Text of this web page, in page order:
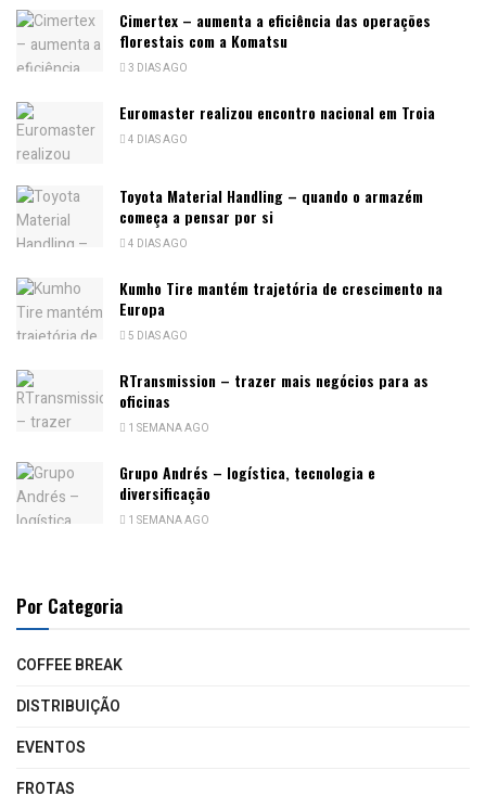
Cimertex – aumenta a eficiência das operações
florestais com a Komatsu
3 DIAS AGO
Euromaster realizou encontro nacional em Troia
4 DIAS AGO
Toyota Material Handling – quando o armazém
começa a pensar por si
4 DIAS AGO
Kumho Tire mantém trajetória de crescimento na
Europa
5 DIAS AGO
RTransmission – trazer mais negócios para as
oficinas
1 SEMANA AGO
Grupo Andrés – logística, tecnologia e
diversificação
1 SEMANA AGO
Por Categoria
COFFEE BREAK
DISTRIBUIÇÃO
EVENTOS
FROTAS